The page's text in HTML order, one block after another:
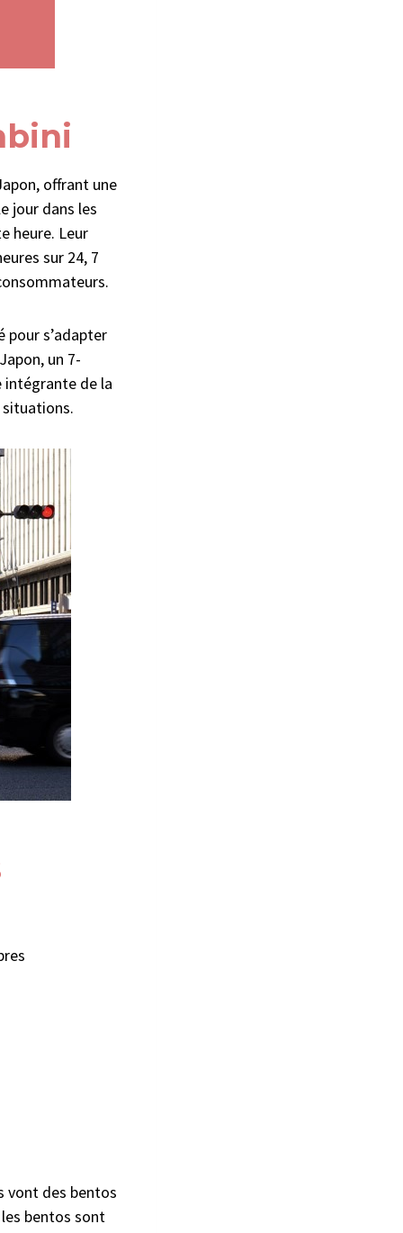
offrant une
jour dans les
heure. Leur
sur 24, 7
pour s’adapter
un 7-
intégrante de la
vont des bentos
bentos sont